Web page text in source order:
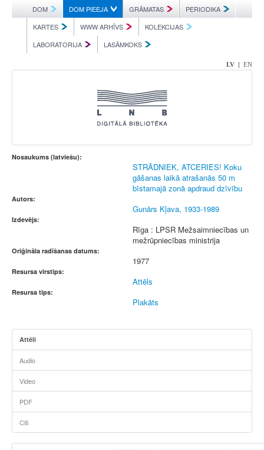
DOM DOM PIEEJA GRĀMATAS
PERIODIKA
KARTES
WWW ARHĪVS
KOLEKCIJAS
LABORATORIJA
LASĀMKOKS
LV | EN
Nosaukums (latviešu):
STRĀDNIEK, ATCERIES! Koku
gāšanas laikā atrašanās 50 m
bīstamajā zonā apdraud dzīvību
Autors:
Gunārs Kļava, 1933-1989
Izdevējs:
Rīga : LPSR Mežsaimniecības un
mežrūpniecības ministrija
Oriģināla radīšanas datums:
1977
Resursa virstips:
Attēls
Resursa tips:
Plakāts
Attēli
Audio
Video
PDF
Citi